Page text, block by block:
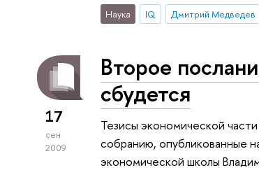
Наука IQ Дмитрий Медведев
17
сен
2009
Второе
сбудется
Тезисы экономической
собранию, опубликованные
экономической школы